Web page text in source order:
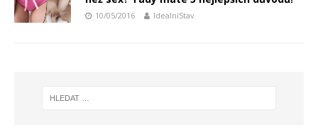
10/05/2016 IdealníStav